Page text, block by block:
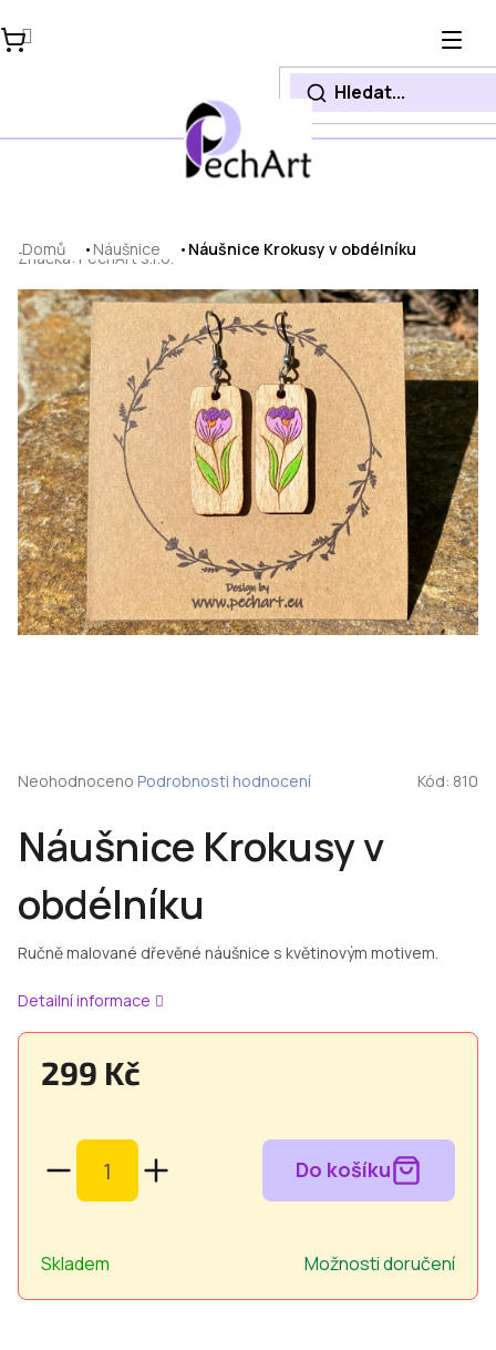
na
obsah
Domů Náušnice Náušnice Krokusy v obdélníku
Značka: PechArt s.r.o.
Náušnice Krokusy v
obdélníku
Ručně malované dřevěné náušnice s květinovým motivem.
Detailní informace
299 Kč
Skladem Možnosti doručení
Průměrné
je
0,0
5
Neohodnoceno Podrobnosti hodnocení Kód: 810